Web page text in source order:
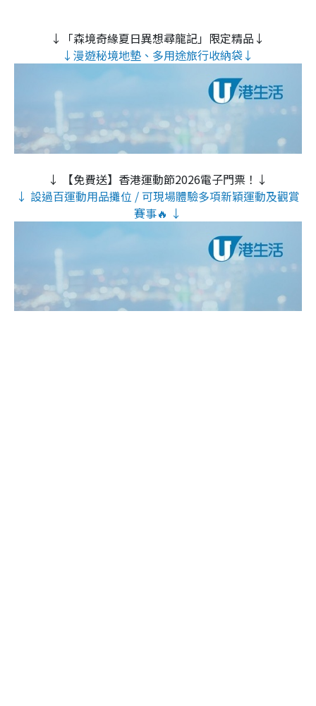
↓「森境奇緣夏日異想尋龍記」限定精品↓
↓漫遊秘境地墊、多用途旅行收納袋↓
↓ 【免費送】香港運動節2026電子門票！↓
↓ 設過百運動用品攤位 / 可現場體驗多項新穎運動及觀賞
賽事🔥 ↓